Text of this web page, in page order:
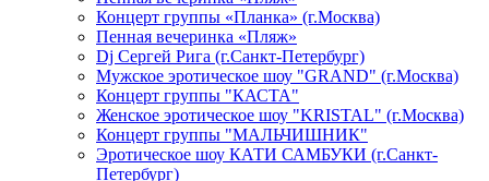
Концерт группы «Планка» (г.Москва)
Пенная вечеринка «Пляж»
Dj Сергей Рига (г.Санкт-Петербург)
Мужское эротическое шоу "GRAND" (г.Москва)
Концерт группы "КАСТА"
Женское эротическое шоу "KRISTAL" (г.Москва)
Концерт группы "МАЛЬЧИШНИК"
Эротическое шоу КАТИ САМБУКИ (г.Санкт-
Петербург)